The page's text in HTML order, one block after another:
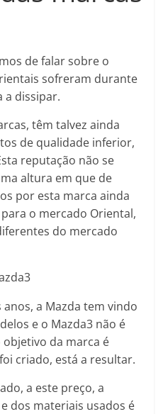
de falar sobre o
sofreram durante
a dissipar.
têm talvez ainda
de qualidade inferior,
reputação não se
altura em que de
por esta marca ainda
o mercado Oriental,
do mercado
a Mazda tem vindo
e o Mazda3 não é
objetivo da marca é
criado, está a resultar.
a este preço, a
dos materiais usados é